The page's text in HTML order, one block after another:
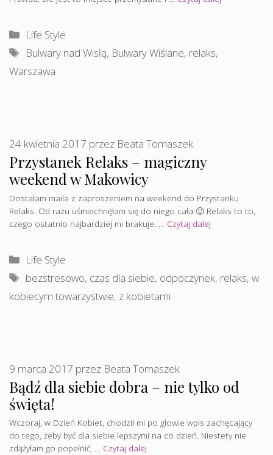
Kategorie
Life Style
Tagi
Bulwary nad Wisłą, Bulwary Wiślane, relaks,
Warszawa
Przystanek Relaks – magiczny
weekend w Makowicy
24 kwietnia 2017 przez Beata Tomaszek
Dostałam maila z zaproszeniem na weekend do Przystanku
Relaks. Od razu uśmiechnęłam się do niego cała 🙂 Relaks to to,
czego ostatnio najbardziej mi brakuje. … Czytaj dalej
Kategorie
Life Style
Tagi
bezstresowo, czas dla siebie, odpoczynek, relaks,w
kobiecym towarzystwie, z kobietami
Bądź dla siebie dobra – nie tylko od
święta!
9 marca 2017 przez Beata Tomaszek
Wczoraj, w Dzień Kobiet, chodził mi po głowie wpis zachęcający
do tego, żeby być dla siebie lepszymi na co dzień. Niestety nie
zdążyłam go popełnić, … Czytaj dalej